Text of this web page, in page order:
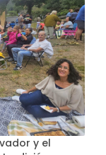
y el